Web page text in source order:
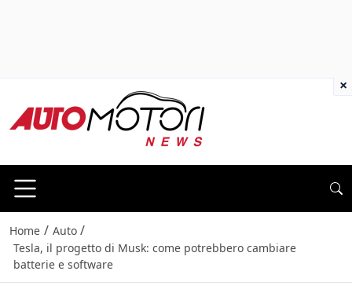
Home / Auto /
Tesla, il progetto di Musk: come potrebbero cambiare
batterie e software
×